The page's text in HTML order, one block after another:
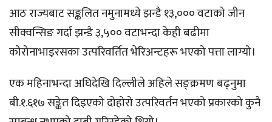
आठ राज्यबाट सङ्कलित नमुनामध्ये झन्डै १३,००० वटाको जीन
सीक्वन्सिङ गर्दा झन्डै ३,५०० वटाभन्दा केही बढीमा
कोरोनाभाइरसका उत्परिवर्तित भेरिअन्टहरू भएको पत्ता लाग्यो।
एक महिनाभन्दा अघिदेखि दिल्लीले अहिले सङ्क्रमण बढ्नुमा
बी.१.६१७ सङ्केत दिइएको दोहोरो उत्परिवर्तन भएको प्रकारको कुनै